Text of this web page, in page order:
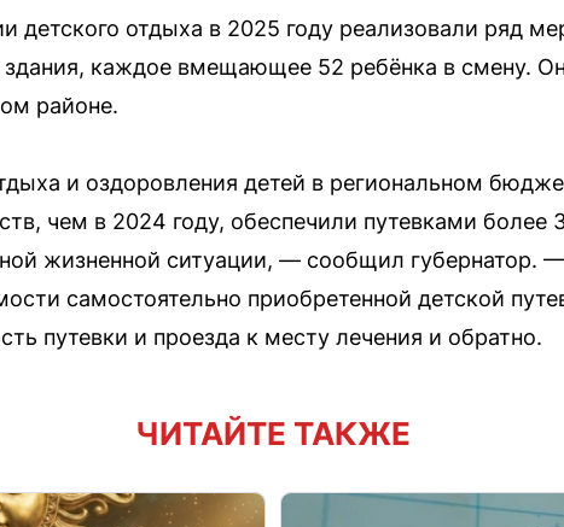
детского отдыха в 2025 году реализовали ряд
каждое вмещающее 52 ребёнка в смену.
районе.
и оздоровления детей в региональном
чем в 2024 году, обеспечили путевками более
жизненной ситуации, — сообщил губернатор. —
самостоятельно приобретенной детской
путевки и проезда к месту лечения и обратно.
ЧИТАЙТЕ ТАКЖЕ